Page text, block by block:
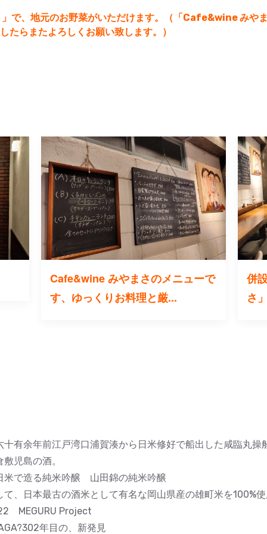
で、地元のお野菜がいただけます。（「Cafe&wine みや
たらまたよろしくお願い致します。）
Cafe&wine みやまさのメニューで
す、ゆっくりお料理と厳...
併
さ
十有余年前江戸湾口浦賀湊から日米修好で船出した咸臨丸操
敷児島の酒。
米で造る純米吟醸 山田錦の純米吟醸
て、日本最古の酒米として有名な岡山県産の雄町米を100%
MEGURU Project
年目の、新発見